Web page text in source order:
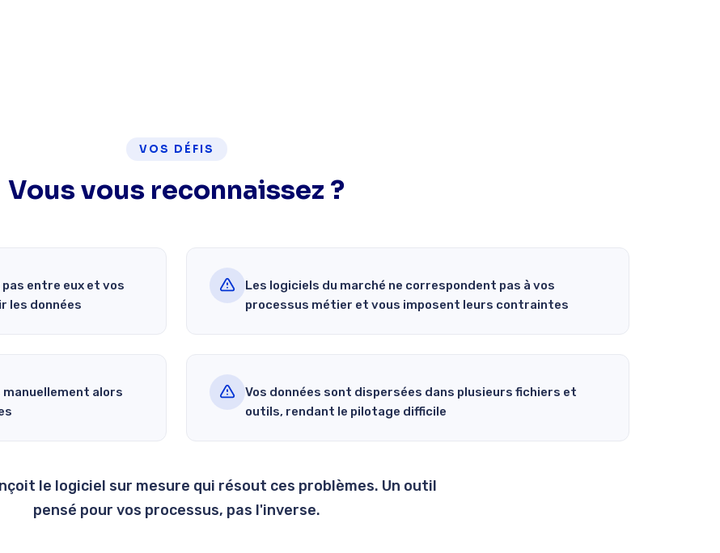
VOS DÉFIS
Vous vous reconnaissez ?
entre eux et vos
les données
Les logiciels du marché ne correspondent pas à vos
processus métier et vous imposent leurs contraintes
alors
Vos données sont dispersées dans plusieurs fichiers et
outils, rendant le pilotage difficile
le logiciel sur mesure qui résout ces problèmes. Un outil
pensé pour vos processus, pas l'inverse.